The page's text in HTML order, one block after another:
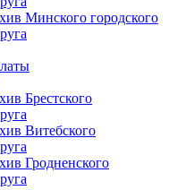
Минского городского
Брестского
Витебского
Гродненского